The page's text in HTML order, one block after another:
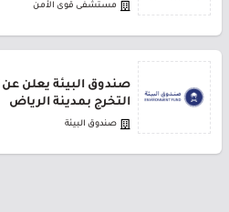
مستشفى قوى الأمن
صندوق البيئة يعلن
التخرج بمدينة الرياض
صندوق البيئة